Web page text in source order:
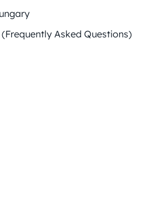
Asked Questions)